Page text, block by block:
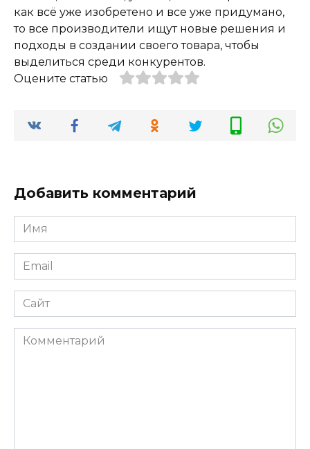
как всё уже изобретено и все уже придумано,
то все производители ищут новые решения и
подходы в создании своего товара, чтобы
выделиться среди конкурентов.
Оцените статью
Добавить комментарий
Имя
*
Email
*
Сайт
Комментарий